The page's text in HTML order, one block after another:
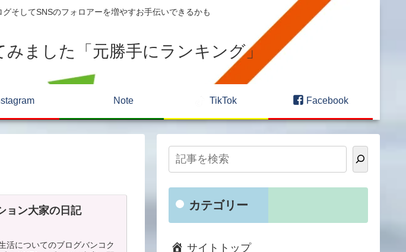
そしてSNSのフォロアーを増やすお手伝いできるかも
ました「元勝手にランキング」
Note TikTok Facebook
ョン大家の日記
活についてのブログバンコク
カテゴリー
サイトトップ